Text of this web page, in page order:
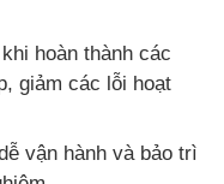
hoàn thành các
giảm các lỗi hoạt
vận hành và bảo trì